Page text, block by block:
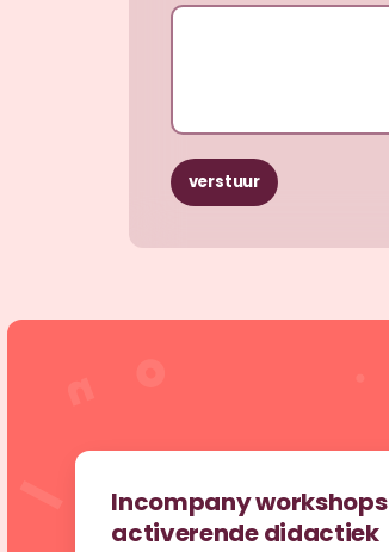
verstuur
Incompany workshops
activerende didactiek